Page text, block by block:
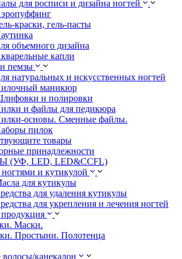
для росписи и дизайна ногтей
краски, гель-пасты
объемного дизайна
капли
пемзы
натуральных и искусственных ногтей
маникюр
и полировки
и файлы для педикюра
основы. Сменные файлы.
пилок
товары
принадлежности
(УФ, LED, LED&CCFL)
ногтями и кутикулой
для кутикулы
для удаления кутикулы
для укрепления и лечения ногтей
Маски.
Простыни. Полотенца
канекалон